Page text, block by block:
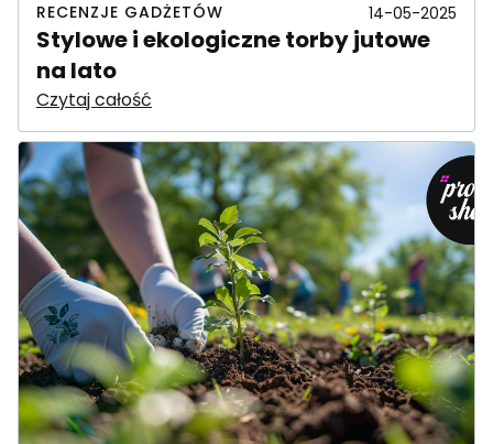
RECENZJE GADŻETÓW 14-05-2025
Stylowe i ekologiczne torby jutowe
na lato
Czytaj całość